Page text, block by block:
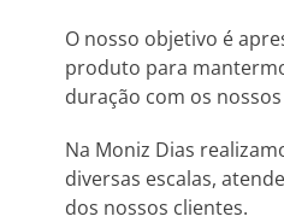
O nosso objetivo é
produto para
duração com os
Na Moniz Dias
diversas escalas,
dos nossos clientes.